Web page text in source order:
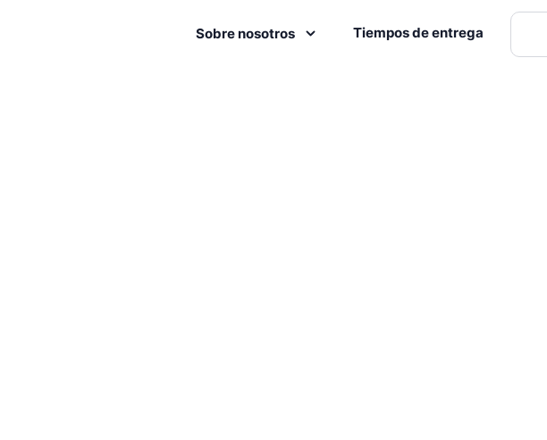
Sobre nosotros Tiempos de entrega